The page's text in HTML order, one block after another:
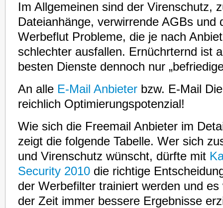
Im Allgemeinen sind der Virenschutz,
Dateianhänge, verwirrende AGBs und
Werbeflut Probleme, die je nach
schlechter ausfallen. Ernüchrternd ist
besten Dienste dennoch nur
An alle E-Mail Anbieter bzw. E-Mail
reichlich Optimierungspotenzial!
Wie sich die Freemail Anbieter im
zeigt die folgende Tabelle. Wer sich
und Virenschutz wünscht, dürfte mit
Security 2010 die richtige
der Werbefilter trainiert werden und
der Zeit immer bessere Ergebnisse